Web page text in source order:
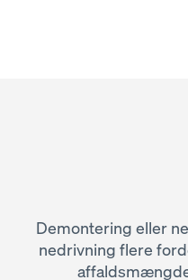
Demontering eller
nedrivning flere